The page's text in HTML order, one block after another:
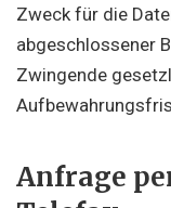
Zweck für die
abgeschlossener
Zwingende
Anfrage